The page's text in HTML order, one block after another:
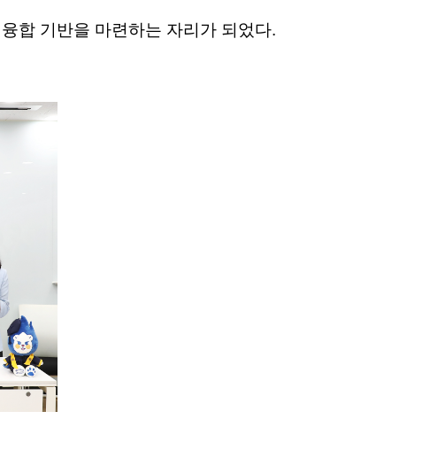
합 기반을 마련하는 자리가 되었다.